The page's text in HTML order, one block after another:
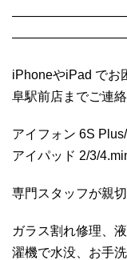
iPhoneやiPad でお
阜駅前店までご連絡
アイフォン 6S
アイパッド 2/3/
専門スタッフが親
ガラス割れ修理、
濯機で水没、お手